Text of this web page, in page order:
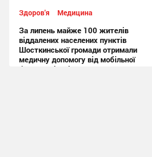
Здоров'я Медицина
За липень майже 100 жителів
віддалених населених пунктів
Шосткинської громади отримали
медичну допомогу від мобільної
бригади лікарів